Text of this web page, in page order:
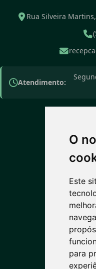
O
Este
para
Rua Silveira
Atendimento: